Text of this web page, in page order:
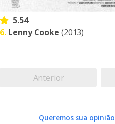
5.54
6. Lenny Cooke (2013)
Anterior
Queremos sua opinião